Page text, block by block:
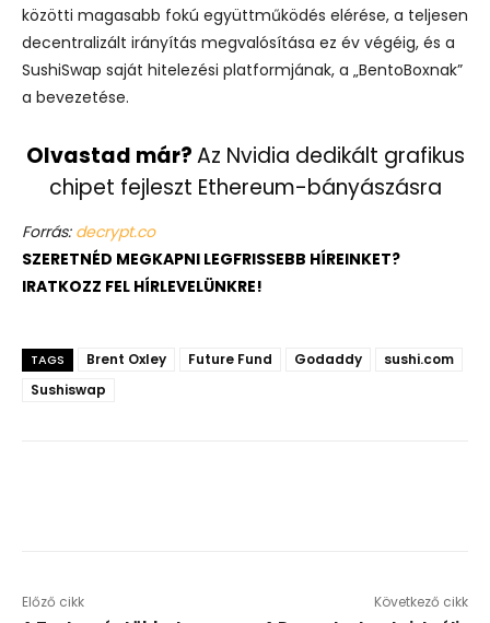
közötti magasabb fokú együttműködés elérése, a teljesen
decentralizált irányítás megvalósítása ez év végéig, és a
SushiSwap saját hitelezési platformjának, a „BentoBoxnak”
a bevezetése.
Olvastad már?Az Nvidia dedikált grafikus
chipet fejleszt Ethereum-bányászásra
Forrás: decrypt.co
SZERETNÉD MEGKAPNI LEGFRISSEBB HÍREINKET?
IRATKOZZ FEL HÍRLEVELÜNKRE!
TAGS Brent Oxley Future Fund Godaddy
sushi.com
Sushiswap
Előző cikk Következő cikk